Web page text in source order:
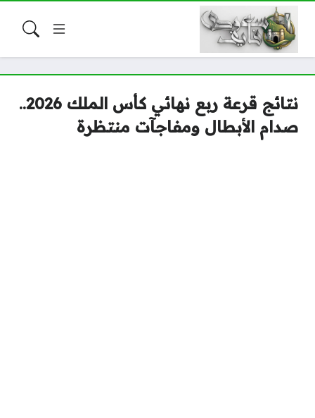
نتائج قرعة ربع نهائي كأس الملك 2026..
صدام الأبطال ومفاجآت منتظرة